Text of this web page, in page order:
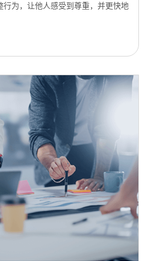
为，让他人感受到尊重，并更快地